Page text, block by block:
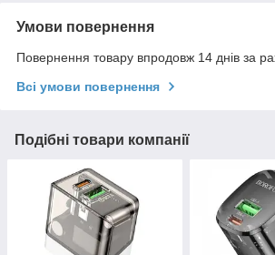
Умови повернення
Повернення товару впродовж 14 днів за
Всі умови повернення
Подібні товари компанії